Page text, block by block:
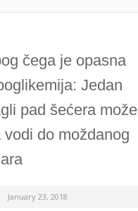
čega je opasna
Jedan
pad šećera može
vodi do moždanog
January 23, 2018